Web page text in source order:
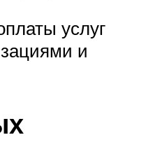
услуг
и